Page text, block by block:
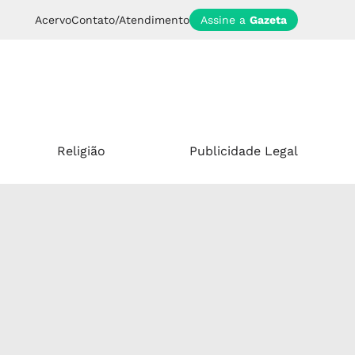
AcervoContato/Atendimento Assine a Gazeta
Religião Publicidade Legal